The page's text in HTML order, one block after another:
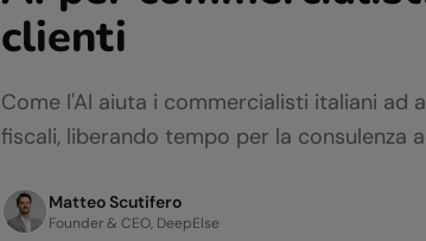
clienti
Come l'AI aiuta i commercialisti italiani ad
fiscali, liberando tempo per la consulenza
Matteo Scutifero
Founder & CEO, DeepElse